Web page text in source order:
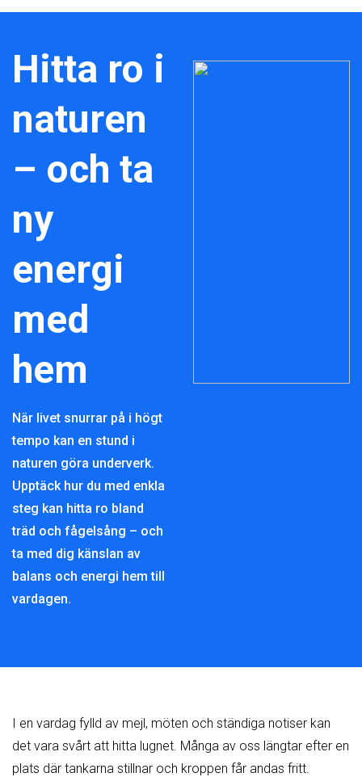
Hitta ro i
naturen
– och ta
ny
energi
med
hem
När livet snurrar på i högt
tempo kan en stund i
naturen göra underverk.
Upptäck hur du med enkla
steg kan hitta ro bland
träd och fågelsång – och
ta med dig känslan av
balans och energi hem till
vardagen.
I en vardag fylld av mejl, möten och ständiga notiser kan
det vara svårt att hitta lugnet. Många av oss längtar efter en
plats där tankarna stillnar och kroppen får andas fritt.